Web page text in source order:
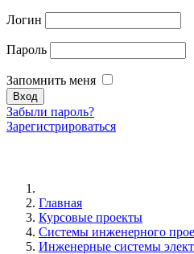
Логин
Пароль
Запомнить меня
Забыли пароль?
Зарегистрироваться
Главная
Курсовые проекты
Системы инженерного
Инженерные системы